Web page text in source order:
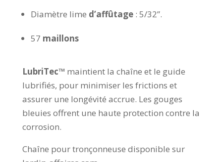
Diamètre lime d’affûtage: 5/32”.
57 maillons
LubriTec™ maintient la chaîne et le guide
lubrifiés, pour minimiser les frictions et
assurer une longévité accrue. Les gouges
bleuies offrent une haute protection contre la
corrosion.
Chaîne pour tronçonneuse disponible sur